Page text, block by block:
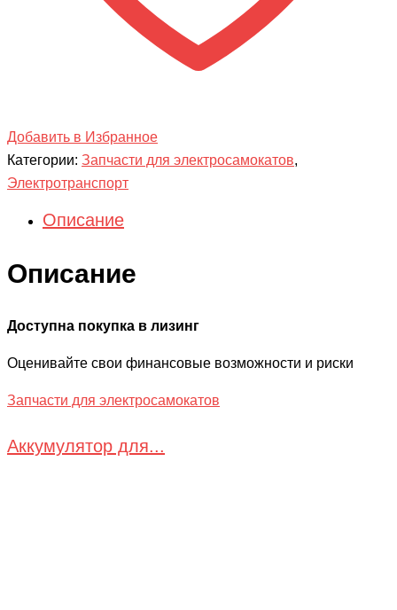
Добавить в Избранное
Категории: Запчасти для электросамокатов,
Электротранспорт
Описание
Описание
Доступна покупка в лизинг
Оценивайте свои финансовые возможности и риски
Запчасти для электросамокатов
Аккумулятор для...